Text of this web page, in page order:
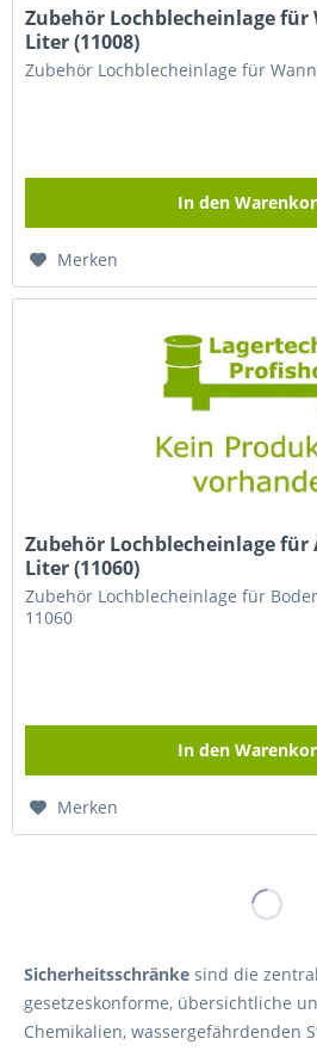
Zubehör Lochblecheinlage für
Liter (11008)
Zubehör Lochblecheinlage für
In den
Merken
Zubehör Lochblecheinlage
Liter (11060)
Zubehör Lochblecheinlage für
11060
In den
Merken
Sicherheitsschränke sind die
gesetzeskonforme, übersichtliche
Chemikalien, wassergefährdenden